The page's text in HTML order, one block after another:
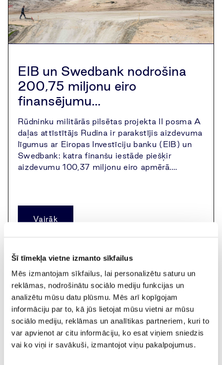
Šī tīmekļa vietne izmanto sīkfailus
Mēs izmantojam sīkfailus, lai personalizētu saturu un
reklāmas, nodrošinātu sociālo mediju funkcijas un
analizētu mūsu datu plūsmu. Mēs arī kopīgojam
informāciju par to, kā jūs lietojat mūsu vietni ar mūsu
sociālo mediju, reklāmas un analītikas partneriem, kuri to
var apvienot ar citu informāciju, ko esat viņiem sniedzis
vai ko viņi ir savākuši, izmantojot viņu pakalpojumus.
EIB un Swedbank nodrošina
200,75 miljonu eiro
finansējumu...
Rūdninku militārās pilsētas projekta II posma A
daļas attīstītājs Rudina ir parakstījis aizdevuma
līgumus ar Eiropas Investīciju banku (EIB) un
Swedbank: katra finanšu iestāde piešķir
aizdevumu 100,37 miljonu eiro apmērā.…
Vairāk